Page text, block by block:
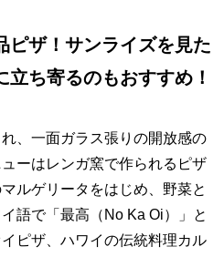
ピザ！サンライズを見た
立ち寄るのもおすすめ！
、一面ガラス張りの開放感の
ーはレンガ窯で作られるピザ
ルゲリータをはじめ、野菜と
語で「最高（No Ka Oi）」と
ピザ、ハワイの伝統料理カル